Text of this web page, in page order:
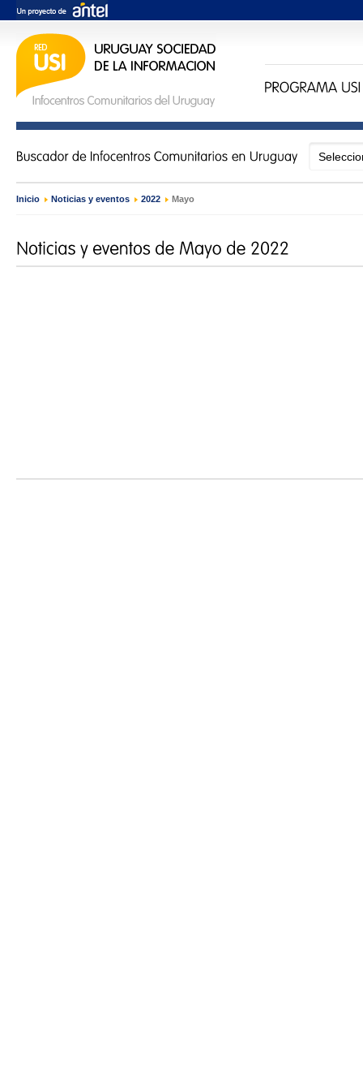
Inicio › Noticias y eventos › 2022 › Mayo